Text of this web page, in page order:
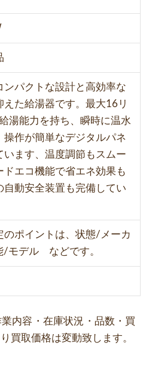
ンパクトな設計と高効率な
えた給湯器です。最大16リ
湯能力を持ち、瞬時に温水
操作が簡単なデジタルパネ
います、温度調節もスムー
ドエコ機能で省エネ効果も
自動安全装置も完備してい
のポイントは、状態/メーカ
/モデル などです。
内容・在庫状況・品数・買
買取価格は変動致します。